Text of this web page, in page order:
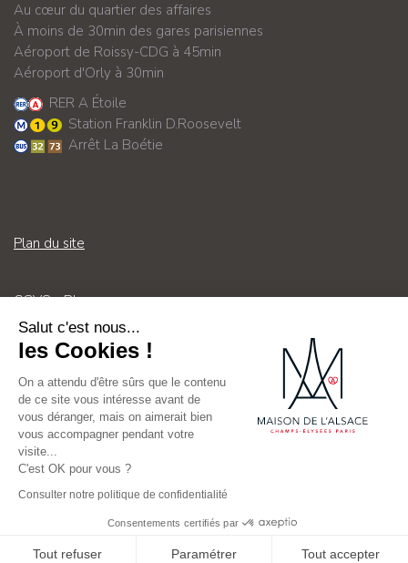
Au cœur du quartier des affaires
À moins de 30min des gares parisiennes
Aéroport de Roissy-CDG à 45min
Aéroport d'Orly à 30min
RER A Étoile
Station Franklin D.Roosevelt
Arrêt La Boétie
Plan du site
CGVS - RI
Mentions légales
Contact
Salut c'est nous...
les Cookies !
On a attendu d'être sûrs que le contenu
de ce site vous intéresse avant de
vous déranger, mais on aimerait bien
vous accompagner pendant votre
visite...
C'est OK pour vous ?
Consulter notre politique de confidentialité
Consentements certifiés par
Tout refuser Paramétrer Tout accepter